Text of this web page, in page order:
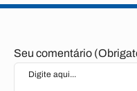
Seu comentário